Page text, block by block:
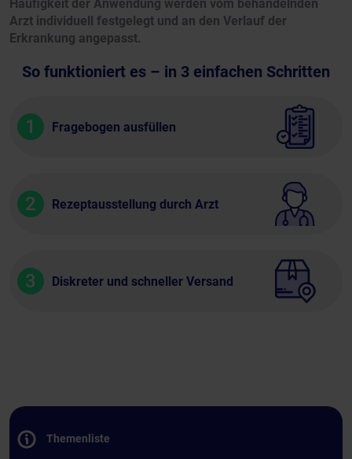
Häufigkeit der Anwendung werden vom behandelnden
Arzt individuell festgelegt und an den Verlauf der
Erkrankung angepasst.
So funktioniert es – in 3 einfachen Schritten
1 Fragebogen ausfüllen
2 Rezeptausstellung durch Arzt
3 Diskreter und schneller Versand
Themenliste